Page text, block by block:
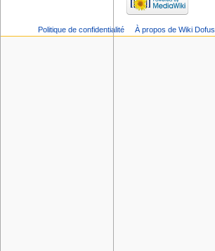
Politique de confidentialité À propos de Wiki Dofus